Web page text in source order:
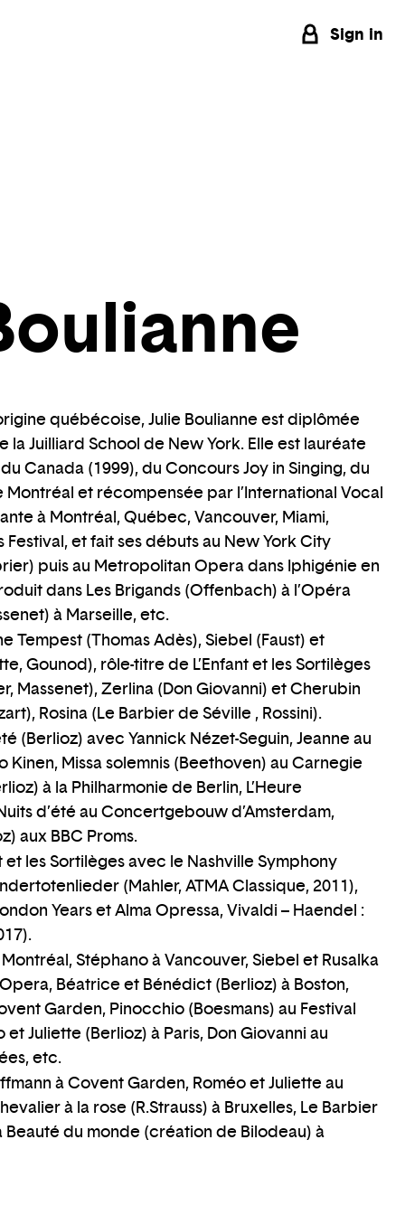
Sign in
québécoise, Julie Boulianne est diplômée
la Juilliard School de New York. Elle est lauréate
Canada (1999), du Concours Joy in Singing, du
et récompensée par l’International Vocal
à Montréal, Québec, Vancouver, Miami,
Festival, et fait ses débuts au New York City
puis au Metropolitan Opera dans Iphigénie en
dans Les Brigands (Offenbach) à l’Opéra
à Marseille, etc.
Tempest (Thomas Adès), Siebel (Faust) et
Gounod), rôle-titre de L’Enfant et les Sortilèges
Massenet), Zerlina (Don Giovanni) et Cherubin
Rosina (Le Barbier de Séville , Rossini).
(Berlioz) avec Yannick Nézet-Seguin, Jeanne au
Missa solemnis (Beethoven) au Carnegie
à la Philharmonie de Berlin, L’Heure
d’été au Concertgebouw d’Amsterdam,
aux BBC Proms.
et les Sortilèges avec le Nashville Symphony
(Mahler, ATMA Classique, 2011),
Years et Alma Opressa, Vivaldi – Haendel :
Stéphano à Vancouver, Siebel et Rusalka
Béatrice et Bénédict (Berlioz) à Boston,
Garden, Pinocchio (Boesmans) au Festival
et Juliette (Berlioz) à Paris, Don Giovanni au
etc.
à Covent Garden, Roméo et Juliette au
à la rose (R.Strauss) à Bruxelles, Le Barbier
Beauté du monde (création de Bilodeau) à